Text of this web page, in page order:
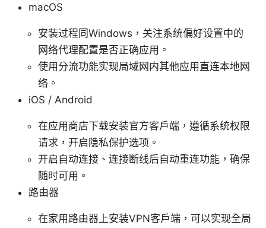
macOS
安装过程同Windows，关注系统偏好设置中的
网络代理配置是否正确应用。
使用分流功能实现局域网内其他应用直连本地网
络。
iOS / Android
在应用商店下载安装官方客户端，遵循系统权限
请求，开启隐私保护选项。
开启自动连接、连接断线后自动重连功能，确保
随时可用。
路由器
在家用路由器上安装VPN客户端，可以实现全局